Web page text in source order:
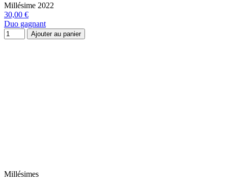
Millésime 2022
30,00 €
Duo gagnant
Ajouter au panier
Millésimes